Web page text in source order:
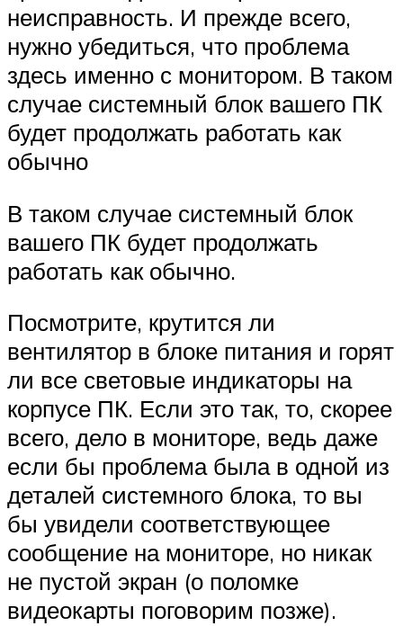
неисправность. И прежде всего,
нужно убедиться, что проблема
здесь именно с монитором. В таком
случае системный блок вашего ПК
будет продолжать работать как
обычно
В таком случае системный блок
вашего ПК будет продолжать
работать как обычно.
Посмотрите, крутится ли
вентилятор в блоке питания и горят
ли все световые индикаторы на
корпусе ПК. Если это так, то, скорее
всего, дело в мониторе, ведь даже
если бы проблема была в одной из
деталей системного блока, то вы
бы увидели соответствующее
сообщение на мониторе, но никак
не пустой экран (о поломке
видеокарты поговорим позже).